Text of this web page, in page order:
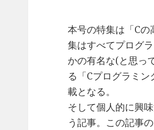
本号の特集は「C
集はすべてプログ
かの有名な(と思っ
る「Cプログラミ
載となる。
そして個人的に興
う記事。この記事